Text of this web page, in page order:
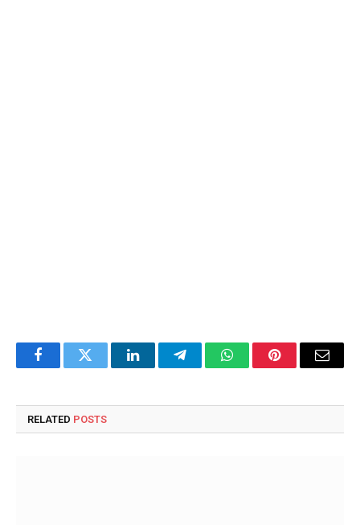
FacebookTwitter LinkedInTelegramWhatsAppPinterestEmail
RELATED POSTS